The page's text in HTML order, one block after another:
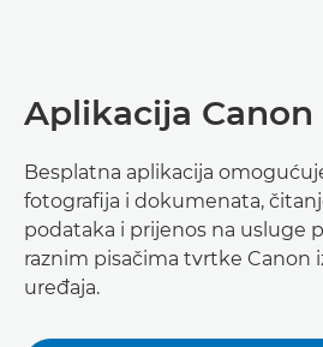
Aplikacija Canon
Besplatna aplikacija
fotografija i dokumenata,
podataka i prijenos na usluge
raznim pisačima tvrtke Canon
uređaja.